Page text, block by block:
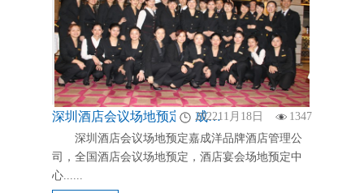
深圳酒店会议场地预定嘉成洋品牌酒店管理公司，全国酒店会议场地预定，酒店宴会场地预定中心，
202211月18日
1347
深圳酒店会议场地预定嘉成洋品牌酒店管理公
司，全国酒店会议场地预定，酒店宴会场地预定中
心......